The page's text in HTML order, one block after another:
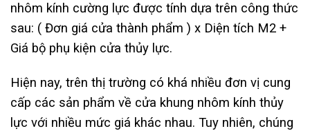
nhôm kính cường lực được tính dựa trên công thức
sau: ( Đơn giá cửa thành phẩm ) x Diện tích M2 +
Giá bộ phụ kiện cửa thủy lực.
Hiện nay, trên thị trường có khá nhiều đơn vị cung
cấp các sản phẩm về cửa khung nhôm kính thủy
lực với nhiều mức giá khác nhau. Tuy nhiên, chúng